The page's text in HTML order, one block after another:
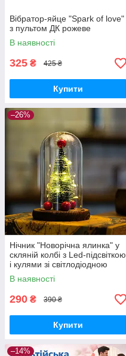
Вібратор-яйце "Spark of love"
з пультом ДК рожеве
В наявності
325 ₴ 425 ₴
Купити
–26%
Нічник "Новорічна ялинка" у
скляній колбі з Led-підсвіткою
і кулями зі світлодіодною
гірляндою
В наявності
290 ₴ 390 ₴
Купити
–14%